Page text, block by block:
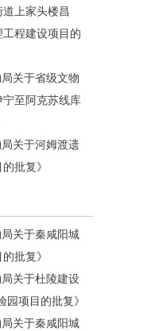
上家头楼昌
程建设项目的
关于省级文物
至阿克苏线库
关于河姆渡遗
批复》
关于秦咸阳城
批复》
关于杜陵建设
园项目的批复》
关于秦咸阳城